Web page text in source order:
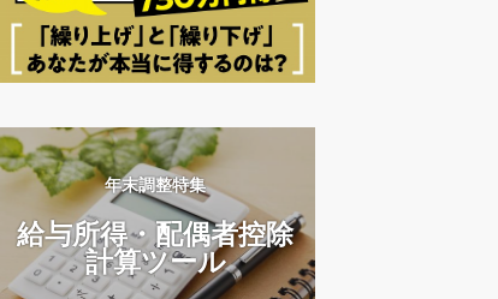
年末調整特集
給与所得・配偶者控除
計算ツール